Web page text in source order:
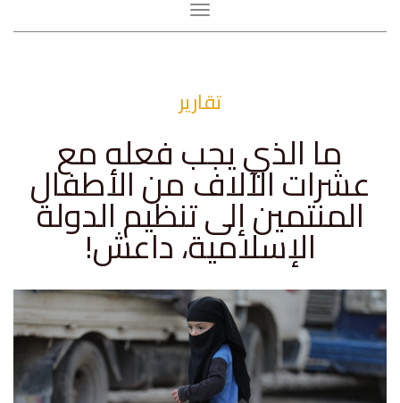
Toggle
navigation
تقارير
ما الذي يجب فعله مع
عشرات الآلاف من الأطفال
المنتمين إلى تنظيم الدولة
الإسلامية، داعش!